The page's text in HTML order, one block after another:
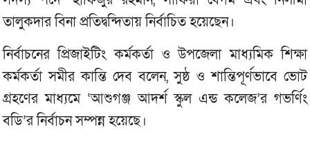
তালুকদার বিনা প্রতিদ্বন্দিতায় নির্বাচিত হয়েছেন।
নির্বাচনের প্রিজাইটিং কর্মকর্তা ও উপজেলা মাধ্যমিক শিক্ষা
কর্মকর্তা সমীর কান্তি দেব বলেন, সুষ্ঠ ও শান্তিপূর্ণভাবে ভোট
গ্রহণের মাধ্যমে ‘আশুগঞ্জ আদর্শ স্কুল এন্ড কলেজ’র গভর্ণিং
বডি’র নির্বাচন সম্পন্ন হয়েছে।